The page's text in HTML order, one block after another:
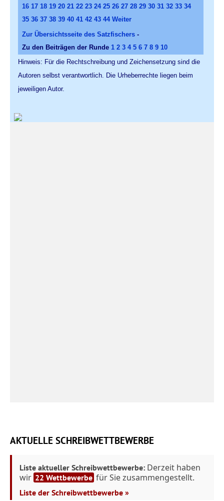
16 17 18 19 20 21 22 23 24 25 26 27 28 29 30 31 32 33 34
35 36 37 38 39 40 41 42 43 44 Weiter
Zur Übersichtsseite des Satzfischers -
Zu den Beiträgen der Runde 1 2 3 4 5 6 7 8 9 10
Hinweis: Für die Rechtschreibung und Zeichensetzung sind die
Autoren selbst verantwortlich. Die Urheberrechte liegen beim
jeweiligen Autor.
AKTUELLE SCHREIBWETTBEWERBE
Liste aktueller Schreibwettbewerbe: Derzeit haben
wir 22 Wettbewerbe für Sie zusammengestellt.
Liste der Schreibwettbewerbe »